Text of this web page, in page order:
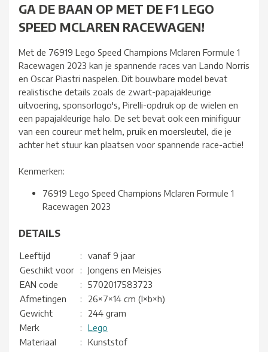
GA DE BAAN OP MET DE F1 LEGO
SPEED MCLAREN RACEWAGEN!
Met de 76919 Lego Speed Champions Mclaren Formule 1
Racewagen 2023 kan je spannende races van Lando Norris
en Oscar Piastri naspelen. Dit bouwbare model bevat
realistische details zoals de zwart-papajakleurige
uitvoering, sponsorlogo's, Pirelli-opdruk op de wielen en
een papajakleurige halo. De set bevat ook een minifiguur
van een coureur met helm, pruik en moersleutel, die je
achter het stuur kan plaatsen voor spannende race-actie!
Kenmerken:
76919 Lego Speed Champions Mclaren Formule 1
Racewagen 2023
DETAILS
Leeftijd :
vanaf 9 jaar
Geschikt voor
:
Jongens en Meisjes
EAN code
:
5702017583723
Afmetingen
:
26×7×14 cm (l×b×h)
Gewicht
:
244 gram
Merk
:
Lego
Materiaal
:
Kunststof